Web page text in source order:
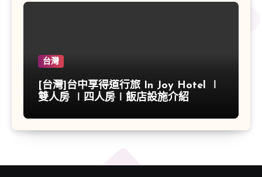
台灣
[台灣]台中享得道行旅 In Joy Hotel ∣
雙人房 ∣四人房∣飯店設施介紹